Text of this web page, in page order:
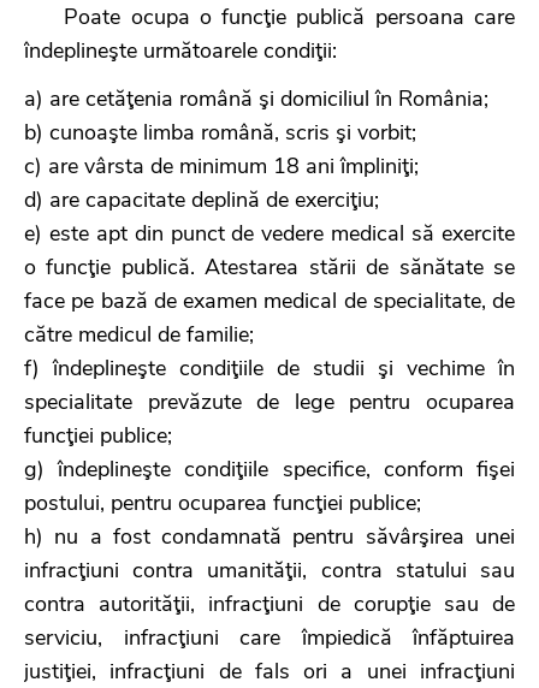
Poate ocupa o funcţie publică persoana care
îndeplineşte următoarele condiţii:
a) are cetăţenia română şi domiciliul în România;
b) cunoaşte limba română, scris şi vorbit;
c) are vârsta de minimum 18 ani împliniţi;
d) are capacitate deplină de exerciţiu;
e) este apt din punct de vedere medical să exercite
o funcţie publică. Atestarea stării de sănătate se
face pe bază de examen medical de specialitate, de
către medicul de familie;
f) îndeplineşte condiţiile de studii şi vechime în
specialitate prevăzute de lege pentru ocuparea
funcţiei publice;
g) îndeplineşte condiţiile specifice, conform fişei
postului, pentru ocuparea funcţiei publice;
h) nu a fost condamnată pentru săvârşirea unei
infracţiuni contra umanităţii, contra statului sau
contra autorităţii, infracţiuni de corupţie sau de
serviciu, infracţiuni care împiedică înfăptuirea
justiţiei, infracţiuni de fals ori a unei infracţiuni